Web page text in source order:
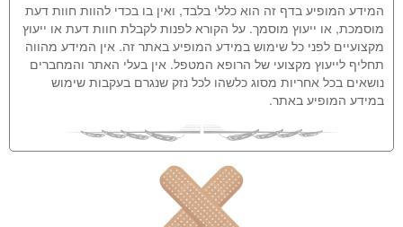
המידע המופיע בדף זה הוא כללי בלבד, ואין בו בכדי להוות חוות דעת
מוסמכת, או ייעוץ מוסמך. על הקורא לפנות לקבלת חוות דעת או ייעוץ
מקצועיים לפני כל שימוש במידע המופיע באתר זה. אין המידע מהווה
תחליף לייעוץ מקצועי של הרופא המטפל. אין בעלי האתר והמחברים
נושאים בכל אחריות מסוג כלשהו לכל נזק שנגרם בעקבות שימוש
במידע המופיע באתר.